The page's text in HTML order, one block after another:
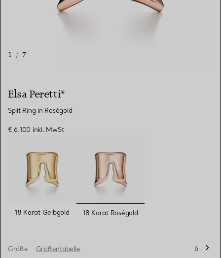
1 / 7
Elsa Peretti®
Split Ring in Roségold
€ 6.100 inkl. MwSt
18 Karat Gelbgold ausgewählt
18 Karat Roségold
Größe Größentabelle 6